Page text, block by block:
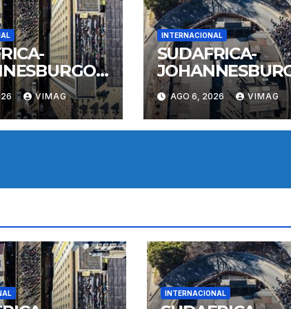
VIMAG
INTERNACIONAL
SUDAFRICA-
PROTESTA
AGO 6, 2026 VIMAG
INTERNACIONAL